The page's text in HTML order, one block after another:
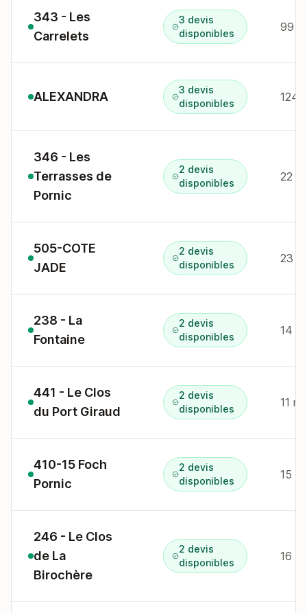
343 - Les
Carrelets
3 devis
disponibles
ALEXANDRA
3 devis
disponibles
346 - Les
Terrasses de
Pornic
2 devis
disponibles
505-COTE
JADE
2 devis
disponibles
238 - La
Fontaine
2 devis
disponibles
441 - Le Clos
du Port Giraud
2 devis
disponibles
410-15 Foch
Pornic
2 devis
disponibles
15 r
246 - Le Clos
de La
Birochère
2 devis
disponibles
16 r